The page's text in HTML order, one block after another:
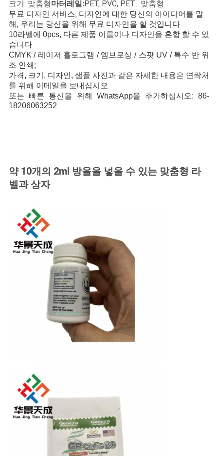
우
사
이
트
맵
크기: 맞춤형마터레일:PET, PVC, PET... 맞춤형
무료 디자인 서비스, 디자인에 대한 당신의 아이디어를 말
해, 우리는 당신을 위해 무료 디자인을 할 것입니다
10라벨에 0pcs, 다른 제품 이름이나 디자인을 혼합 할 수 있
습니다
CMYK / 레이저 홀로그램 / 엠브로싱 / 스팟 UV / 특수 반 위
조 인쇄;
가격, 크기, 디자인, 샘플 사진과 같은 자세한 내용은 연락처
를 위해 이메일을 보내십시오
또는 빠른 통신을 위해 WhatsApp을 추가하십시오: 86-
18206063252
약 10개의 2ml 방울을 넣을 수 있는 맞춤형 라
벨과 상자